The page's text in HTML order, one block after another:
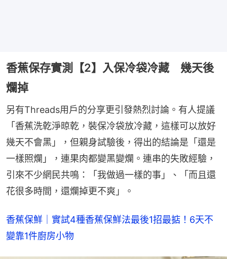
香蕉保存實測【2】入保冷袋冷藏 幾天後
爛掉
另有Threads用戶的分享更引發熱烈討論。有人提議
「香蕉洗乾淨晾乾，裝保冷袋放冷藏，這樣可以放好
幾天不會黑」，但親身試驗後，得出的結論是「還是
一樣照爛」，連果肉都變黑變爛。連串的失敗經驗，
引來不少網民共鳴：「我做過一樣的事」、「而且還
花很多時間，還爛掉更不爽」。
香蕉保鮮｜實試4種香蕉保鮮法最後1招最掂！6天不
變靠1件廚房小物